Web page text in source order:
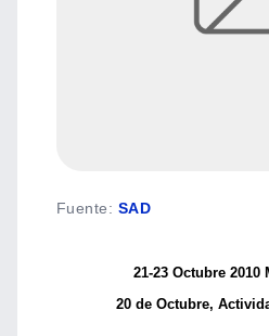
Fuente: SAD
21-23 Octubre 2010
20 de Octubre,